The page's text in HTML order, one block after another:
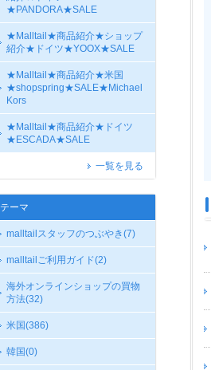
★PANDORA★SALE
★Malltail★商品紹介★ショップ
紹介★ドイツ★YOOX★SALE
★Malltail★商品紹介★米国
★shopspring★SALE★Michael
Kors
★Malltail★商品紹介★ドイツ
★ESCADA★SALE
一覧を見る
テーマ
malltailスタッフのつぶやき(7)
malltailご利用ガイド(2)
海外オンラインショップの買物
方法(32)
米国(386)
韓国(0)